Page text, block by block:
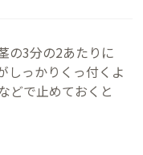
の3分の2あたりに
しっかりくっ付くよ
どで止めておくと